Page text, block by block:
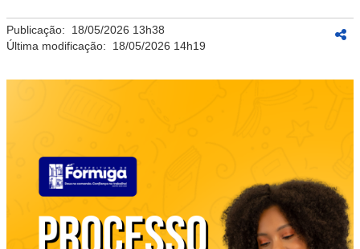
Publicação: 18/05/2026 13h38
Última modificação: 18/05/2026 14h19